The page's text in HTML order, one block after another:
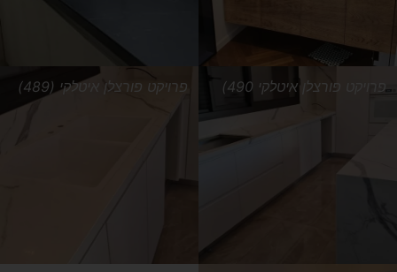
פרויקט פורצלן איטלקי 490) פרויקט פורצלן איטלקי (489)